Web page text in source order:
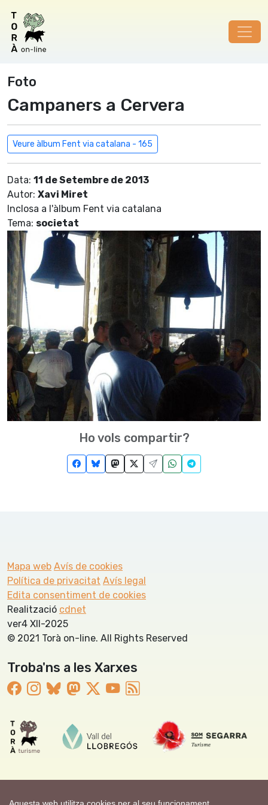
Foto
Campaners a Cervera
Veure àlbum Fent via catalana - 165
Data: 11 de Setembre de 2013
Autor: Xavi Miret
Inclosa a l'àlbum Fent via catalana
Tema: societat
Ho vols compartir?
Mapa web Avís de cookies
Política de privacitat Avís legal
Edita consentiment de cookies
Realització cdnet
ver4 XII-2025
© 2021 Torà on-line. All Rights Reserved
Troba'ns a les Xarxes